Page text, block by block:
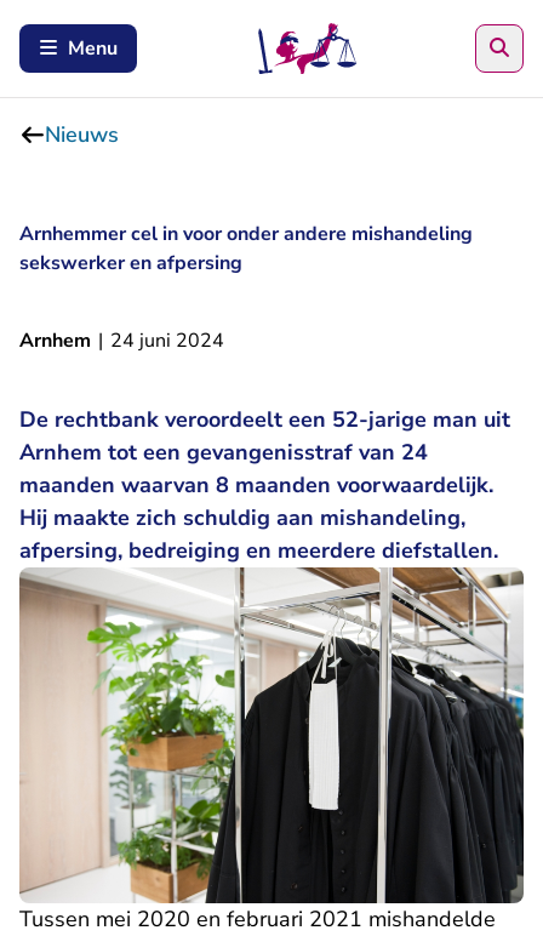
Menu
Nieuws
Arnhemmer cel in voor onder andere mishandeling
sekswerker en afpersing
Arnhem | 24 juni 2024
De rechtbank veroordeelt een 52-jarige man uit
Arnhem tot een gevangenisstraf van 24
maanden waarvan 8 maanden voorwaardelijk.
Hij maakte zich schuldig aan mishandeling,
afpersing, bedreiging en meerdere diefstallen.
Tussen mei 2020 en februari 2021 mishandelde